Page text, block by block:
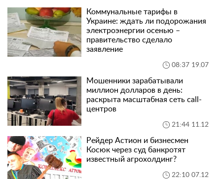
Коммунальные тарифы в
Украине: ждать ли подорожания
электроэнергии осенью –
правительство сделало
заявление
08:37 19.07
Мошенники зарабатывали
миллион долларов в день:
раскрыта масштабная сеть call-
центров
21:44 11.12
Рейдер Астион и бизнесмен
Косюк через суд банкротят
известный агрохолдинг?
22:10 07.12